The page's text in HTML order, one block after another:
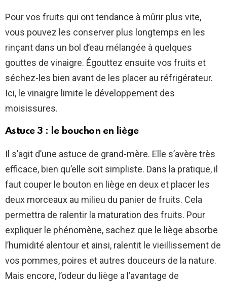
Pour vos fruits qui ont tendance à mûrir plus vite,
vous pouvez les conserver plus longtemps en les
rinçant dans un bol d’eau mélangée à quelques
gouttes de vinaigre. Égouttez ensuite vos fruits et
séchez-les bien avant de les placer au réfrigérateur.
Ici, le vinaigre limite le développement des
moisissures.
Astuce 3 : le bouchon en liège
Il s’agit d’une astuce de grand-mère. Elle s’avère très
efficace, bien qu’elle soit simpliste. Dans la pratique, il
faut couper le bouton en liège en deux et placer les
deux morceaux au milieu du panier de fruits. Cela
permettra de ralentir la maturation des fruits. Pour
expliquer le phénomène, sachez que le liège absorbe
l’humidité alentour et ainsi, ralentit le vieillissement de
vos pommes, poires et autres douceurs de la nature.
Mais encore, l’odeur du liège a l’avantage de